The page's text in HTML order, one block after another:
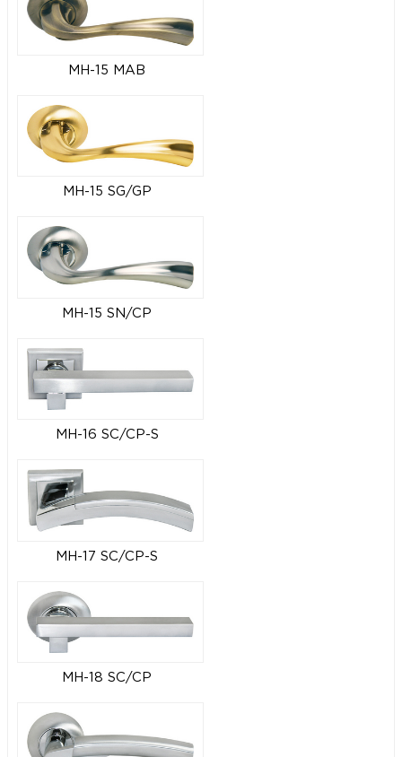
MH-15 MAB
MH-15 SG/GP
MH-15 SN/CP
MH-16 SC/CP-S
MH-17 SC/CP-S
MH-18 SC/CP